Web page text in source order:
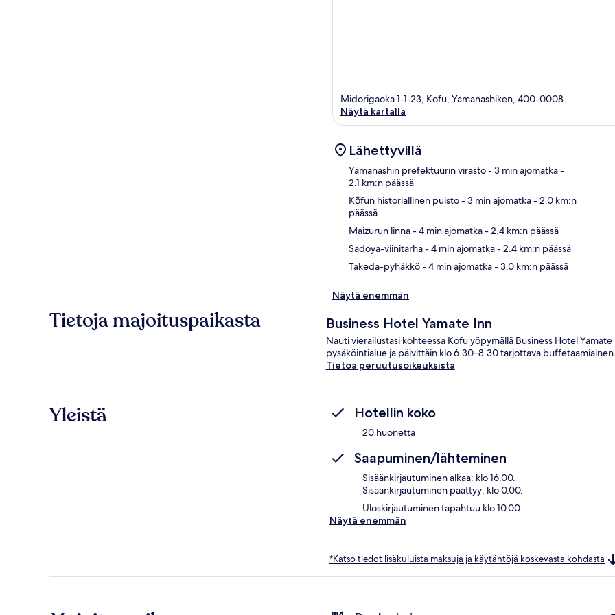
Midorigaoka 1-1-23, Kofu, Yamanashiken, 400-0008
Näytä kartalla
Lähettyvillä
Yamanashin prefektuurin virasto- 3 min ajomatka-
2.1 km:n päässä
Kōfun historiallinen puisto- 3 min ajomatka- 2.0 km:n
päässä
Maizurun linna- 4 min ajomatka- 2.4 km:n päässä
Sadoya-viinitarha- 4 min ajomatka- 2.4 km:n päässä
Takeda-pyhäkkö- 4 min ajomatka- 3.0 km:n päässä
Näytä enemmän
Tietoja majoituspaikasta Business Hotel Yamate Inn
Nauti vierailustasi kohteessa Kofu yöpymällä Business Hotel
pysäköintialue ja päivittäin klo 6.30–8.30 tarjottava
Tietoa peruutusoikeuksista
Yleistä Hotellin koko
20 huonetta
Saapuminen/lähteminen
Sisäänkirjautuminen alkaa: klo 16.00.
Sisäänkirjautuminen päättyy: klo 0.00.
Uloskirjautuminen tapahtuu klo 10.00
Näytä enemmän
*Katso tiedot lisäkuluista maksuja ja käytäntöjä koskevasta kohdasta